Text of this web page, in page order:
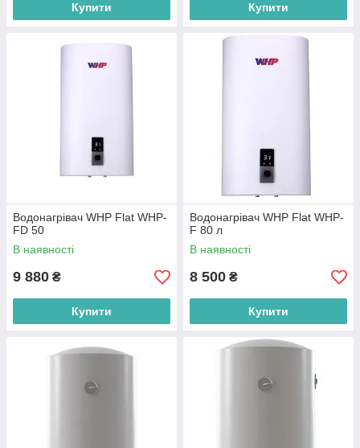
Купити Купити
Водонагрівач WHP Flat WHP-
FD 50
В наявності
9 880 ₴
Купити
Водонагрівач WHP Flat WHP-
F 80 л
В наявності
8 500 ₴
Купити